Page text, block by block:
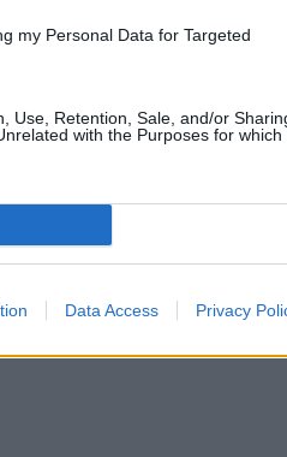
my Personal Data for Targeted
Use, Retention, Sale, and/or
with the Purposes for which
Data Access Privacy